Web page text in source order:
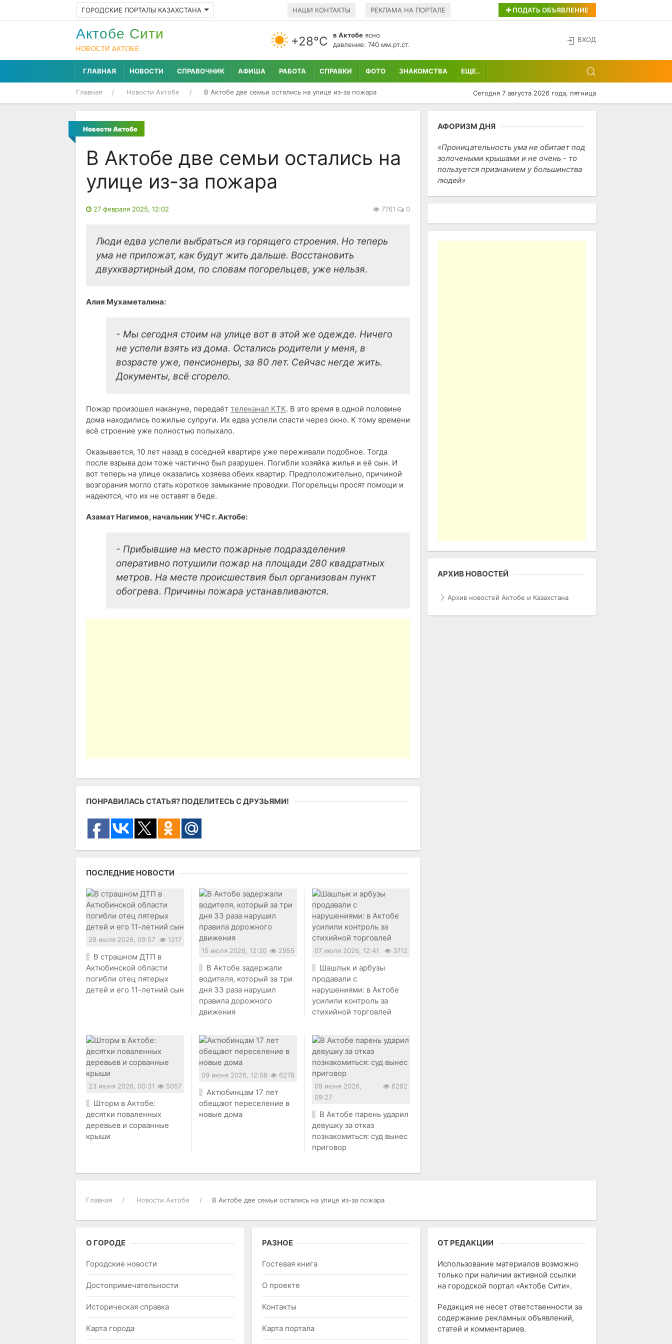
ГОРОДСКИЕ ПОРТАЛЫ КАЗАХСТАНА НАШИ КОНТАКТЫ РЕКЛАМА НА ПОРТАЛЕ ПОДАТЬ ОБЪЯВЛЕНИЕ
Актобе Cити
НОВОСТИ АКТОБЕ
+28°С в Актобе ясно
давление: 740 мм.рт.ст.
ВХОД
ГЛАВНАЯ НОВОСТИ СПРАВОЧНИК АФИША РАБОТА СПРАВКИ ФОТО ЗНАКОМСТВА ЕЩЕ..
Главная Новости Актобе В Актобе две семьи остались на улице из-за пожара Сегодня 7 августа 2026 года, пятница
Новости Актобе
В Актобе две семьи остались на
улице из-за пожара
27 февраля 2025, 12:02 7761 0
Люди едва успели выбраться из горящего строения. Но теперь
ума не приложат, как будут жить дальше. Восстановить
двухквартирный дом, по словам погорельцев, уже нельзя.
Алия Мухаметалина:
- Мы сегодня стоим на улице вот в этой же одежде. Ничего
не успели взять из дома. Остались родители у меня, в
возрасте уже, пенсионеры, за 80 лет. Сейчас негде жить.
Документы, всё сгорело.
Пожар произошел накануне, передаёт телеканал КТК. В это время в одной половине
дома находились пожилые супруги. Их едва успели спасти через окно. К тому времени
всё строение уже полностью полыхало.
Оказывается, 10 лет назад в соседней квартире уже переживали подобное. Тогда
после взрыва дом тоже частично был разрушен. Погибли хозяйка жилья и её сын. И
вот теперь на улице оказались хозяева обеих квартир. Предположительно, причиной
возгорания могло стать короткое замыкание проводки. Погорельцы просят помощи и
надеются, что их не оставят в беде.
Азамат Нагимов, начальник УЧС г. Актобе:
- Прибывшие на место пожарные подразделения
оперативно потушили пожар на площади 280 квадратных
метров. На месте происшествия был организован пункт
обогрева. Причины пожара устанавливаются.
ПОНРАВИЛАСЬ СТАТЬЯ? ПОДЕЛИТЕСЬ С ДРУЗЬЯМИ!
ПОСЛЕДНИЕ НОВОСТИ
29 июля 2026, 09:57 1217
В страшном ДТП в
Актюбинской области
погибли отец пятерых
детей и его 11-летний сын
15 июля 2026, 12:30 2955
В Актобе задержали
водителя, который за три
дня 33 раза нарушил
правила дорожного
движения
07 июля 2026, 12:41 3712
Шашлык и арбузы
продавали с
нарушениями: в Актобе
усилили контроль за
стихийной торговлей
23 июня 2026, 00:31 5057
Шторм в Актобе:
десятки поваленных
деревьев и сорванные
крыши
09 июня 2026, 12:08 6278
Актюбинцам 17 лет
обещают переселение в
новые дома
09 июня 2026,
09:27
6282
В Актобе парень ударил
девушку за отказ
познакомиться: суд вынес
приговор
АФОРИЗМ ДНЯ
Проницательность ума не обитает под
золочеными крышами и не очень - то
пользуется признанием у большинства
людей
АРХИВ НОВОСТЕЙ
Архив новостей Актобе и Казахстана
Главная Новости Актобе В Актобе две семьи остались на улице из-за пожара
О ГОРОДЕ
Городские новости
Достопримечательности
Историческая справка
Карта города
РАЗНОЕ
Гостевая книга
О проекте
Контакты
Карта портала
ОТ РЕДАКЦИИ
Использование материалов возможно
только при наличии активной ссылки
на городской портал «Актобе Сити».
Редакция не несет ответственности за
содержание рекламных объявлений,
статей и комментариев.